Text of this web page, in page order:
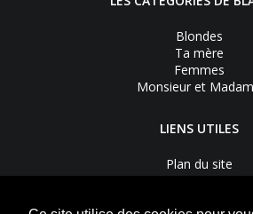
Blondes
Ta mère
Femmes
Monsieur et
LIENS UTILES
Plan du site
Nous contacter